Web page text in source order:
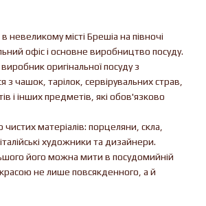
невеликому місті Брешіа на півночі
офіс і основне виробництво посуду.
оригінальної посуду з
з чашок, тарілок, сервірувальних страв,
і інших предметів, які обов'язково
матеріалів: порцеляни, скла,
художники та дизайнери.
його можна мити в посудомийній
не лише повсякденного, а й